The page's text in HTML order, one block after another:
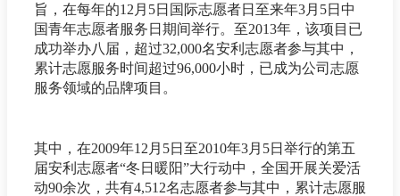
旨，在每年的12月5日国际志愿者日至来年3月5日中
国青年志愿者服务日期间举行。至2013年，该项目已
成功举办八届，超过32,000名安利志愿者参与其中，
累计志愿服务时间超过96,000小时，已成为公司志愿
服务领域的品牌项目。
其中，在2009年12月5日至2010年3月5日举行的第五
届安利志愿者“冬日暖阳”大行动中，全国开展关爱活
动90余次，共有4,512名志愿者参与其中，累计志愿服